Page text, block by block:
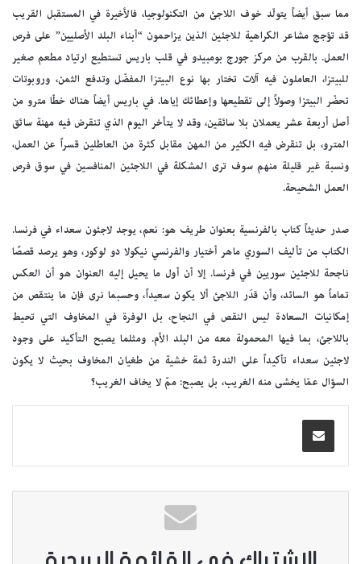
مما سبق أيضاً يتولّد خوف اللاجئ من التكنولوجيا، فالأخيرة في المستقبل القريب
قد تؤجج مشاعر الكراهية للاجئين الذين يزاحمون “أبناء البلد الأصليين” على فرص
العمل. بالقرب من مركز جورج بومبيدو في قلب باريس تستطيع ارتياد مطعم صغير
للبيتزا، العاملون فيه آلات تختار بها نوع البيتزا المفضّل وتدفع الثمن، وروبوتات
تحضّر البيتزا وصولاً إلى تقطيعها وإعطائك إياها. في باريس أيضاً هناك خطّا مترو من
أصل أربعة عشر يعملان بلا سائقين، وقد لا يتأخر اليوم الذي تنقرض فيه مهنة سائق
المترو، بل تنقرض فيه الكثير من المهن مقابل كثرة من العاطلين قسراً عن العمل،
ونسبة غير قليلة منهم سوف ترى المشكلة في اللاجئين المنافسين في سوق فرص
العمل الشحيحة.
صدر حديثاً كتاب بالفرنسية بعنوان طريف هو: نعم، يوجد لاجئون سعداء في فرنسا.
الكتاب من تأليف السوري ماهر أختيار والفرنسي نيكولا دو لوكور، وهو يرصد قصصًا
ناجحة للاجئين سوريين في فرنسا. إلا أن أول ما يحيل إليه العنوان هو أن العكس
تماماً هو السائد، وأن قدَر اللاجئ ألا يكون سعيداً، وحسبما نرى فإن ما ينتقص من
إمكانيات السعادة ليس النقص في النجاح، بل الوفرة في المخاوف التي تحيط
باللاجئ، بما فيها المحمولة معه من البلد الأم. ومثلما يصبح التأكيد على وجود
لاجئين سعداء تأكيداً على الندرة ثمة خشية من طغيان المخاوف بحيث لا يكون
السؤال عمّا يخشى منه الغريب، بل يصبح: ممّ لا يخاف الغريب؟